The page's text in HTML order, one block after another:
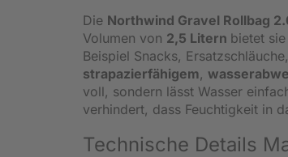
Die Northwind Gravel Rollbag
Volumen von 2,5 Litern bietet
Beispiel Snacks,
strapazierfähigem,
voll, sondern lässt Wasser
verhindert, dass Feuchtigkeit in
Technische Details